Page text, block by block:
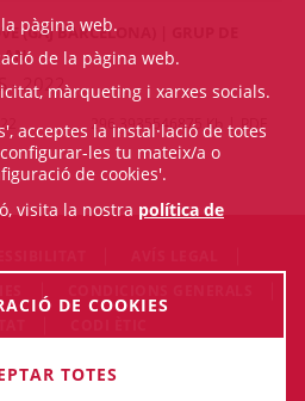
(GAJ BARCELONA) | GRUP DE
AN
- 2022
296.3935546875 Kb PDF
CEST 2026 Il·lustre Col·legi de
pàgina web.
de la pàgina web.
màrqueting i xarxes socials.
acceptes la instal·lació de totes
les tu mateix/a o
de cookies'.
visita la nostra política de
DE COOKIES
TOTES